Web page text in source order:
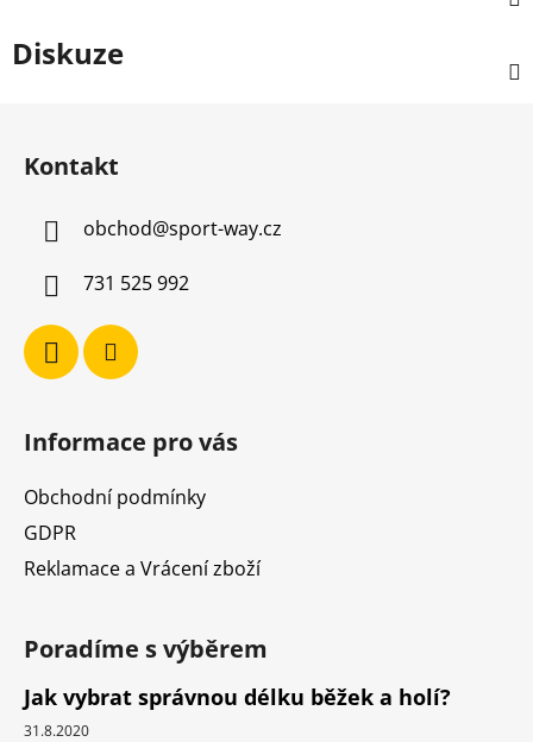
Diskuze
Kontakt
obchod@sport-way.cz
731 525 992
Informace pro vás
Obchodní podmínky
GDPR
Reklamace a Vrácení zboží
Poradíme s výběrem
Jak vybrat správnou délku běžek a holí?
31.8.2020